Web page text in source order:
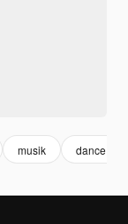
musik dance